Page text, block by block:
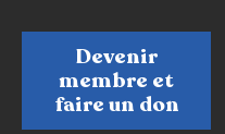
Devenir
membre et
faire un don